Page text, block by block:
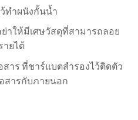
ทำผนังกั้นน้ำ
าให้มีเศษวัสดุที่สามารถลอย
ยได้
าร ที่ชาร์แบตสำรองไว้ติดตัว
สารกับภายนอก